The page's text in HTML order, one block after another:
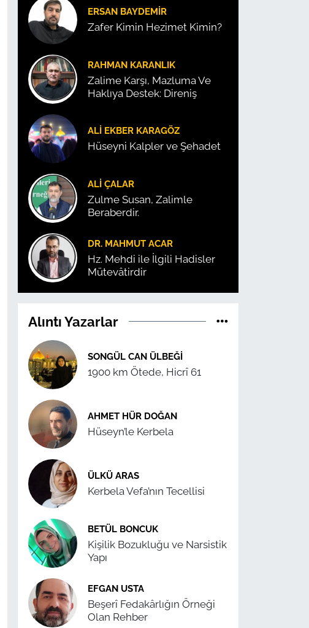
ERSAN BAYDEMIR
Zafer Kimin Hezimet Kimin?
RAHMAN KARANLIK
Zalime Karşı, Mazluma Ve
Haklıya Destek: Direniş
ALI EKBER KARAGÖZ
Hüseyni Kalpler ve Şehadet
ALI ÇALAR
Zulme Susan, Zalimle
Beraberdir.
DR. MAHMUT ACAR
Hz. Mehdi ile İlgili Hadisler
Mütevâtirdir
Alıntı Yazarlar
SONGÜL CAN ÜLBEĞI
1900 km Ötede, Hicrî 61
AHMET HÜR DOĞAN
Hüseyn’le Kerbela
ÜLKÜ ARAS
Kerbela Vefa’nın Tecellisi
BETÜL BONCUK
Kişilik Bozukluğu ve Narsistik
Yapı
EFGAN USTA
Beşerî Fedakârlığın Örneği
Olan Rehber